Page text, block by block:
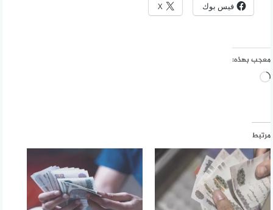
فيس بوك X
معجب بهذه:
جاري
مرتبط